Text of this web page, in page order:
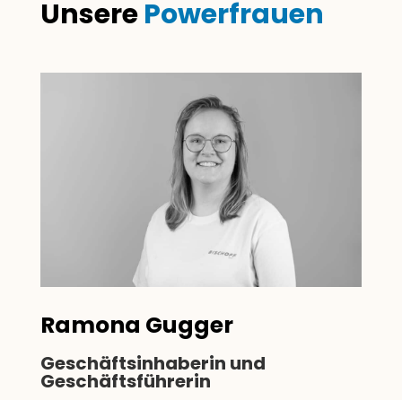
UnserePowerfrauen
Ramona Gugger
Geschäftsinhaberin und
Geschäftsführerin